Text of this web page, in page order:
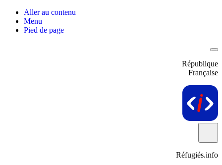
Aller au contenu
Menu
Pied de page
République
Française
Réfugiés.info